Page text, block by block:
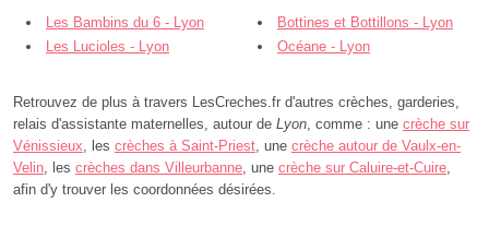
Les Bambins du 6 - Lyon
Bottines et Bottillons - Lyon
Les Lucioles - Lyon
Océane - Lyon
Retrouvez de plus à travers LesCreches.fr d'autres crèches, garderies,
relais d'assistante maternelles, autour de Lyon , comme : une crèche sur
Vénissieux , les crèches à Saint-Priest , une crèche autour de Vaulx-en-
Velin , les crèches dans Villeurbanne , une crèche sur Caluire-et-Cuire
afin d'y trouver les coordonnées désirées.